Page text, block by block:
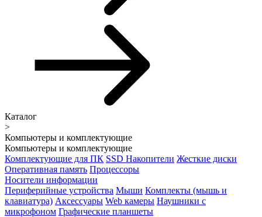
Каталог
>
Компьютеры и комплектующие
Компьютеры и комплектующие
Комплектующие для ПК SSD Накопители Жесткие диски
Оперативная память Процессоры
Носители информации
Периферийные устройства Мыши Комплекты (мышь и
клавиатура) Аксессуары Web камеры Наушники с
микрофоном Графические планшеты